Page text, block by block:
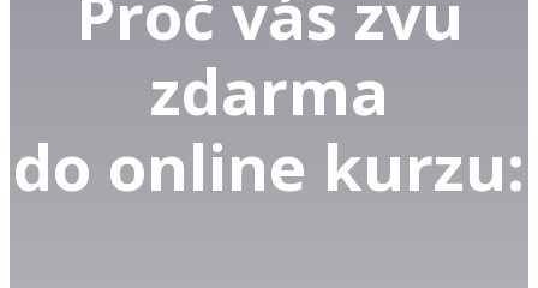
zdarma
do online kurzu: